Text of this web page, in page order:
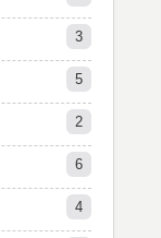
3
5
2
6
4